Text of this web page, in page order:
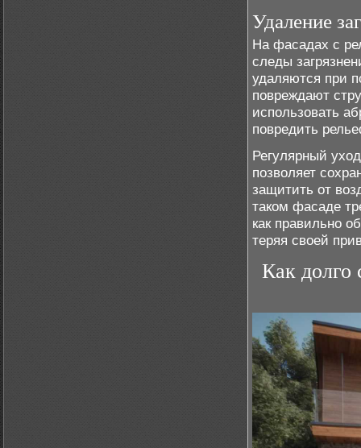
Удаление
На фасадах с
следы
удаляются при
повреждают
использовать
повредить
Регулярный
позволяет
защитить от
таком фасаде
как правильно
теряя своей
Как долго